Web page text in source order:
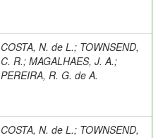
COSTA, N. de L.; TOWNSEND,
C. R.; MAGALHAES, J. A.;
PEREIRA, R. G. de A.
COSTA, N. de L.; TOWNSEND,